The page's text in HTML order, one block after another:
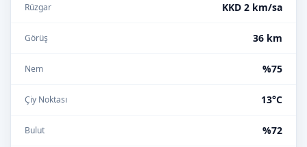
Rüzgar KKD 2 km/sa
Görüş 36 km
Nem %75
Çiy Noktası 13°C
Bulut %72